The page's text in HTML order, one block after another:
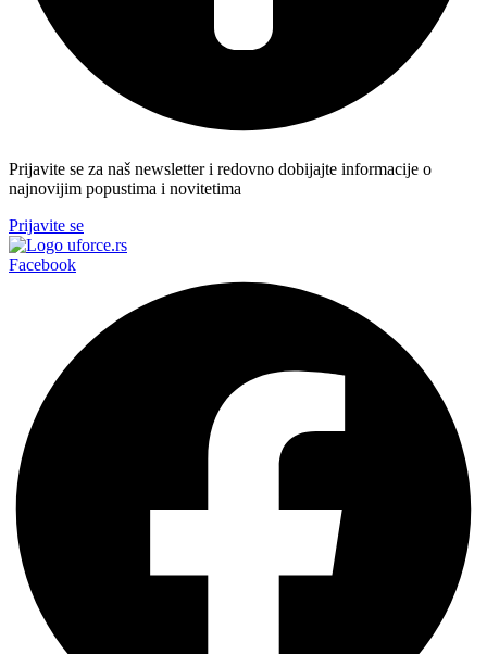
Prijavite se za naš newsletter i redovno dobijajte informacije o
najnovijim popustima i novitetima
Prijavite se
Facebook